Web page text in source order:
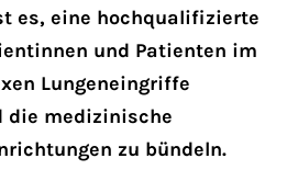
es, eine hochqualifizierte
und Patienten im
Lungeneingriffe
die medizinische
zu bündeln.